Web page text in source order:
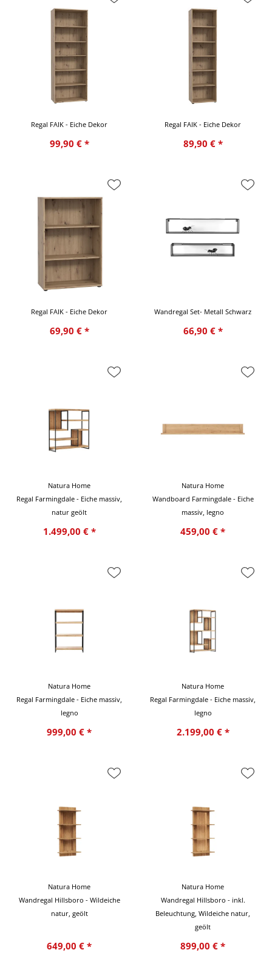
Regal FAIK - Eiche Dekor
99,90 € *
Regal FAIK - Eiche Dekor
89,90 € *
Regal FAIK - Eiche Dekor
69,90 € *
Wandregal Set- Metall Schwarz
66,90 € *
Natura Home
Regal Farmingdale - Eiche massiv,
natur geölt
1.499,00 € *
Natura Home
Wandboard Farmingdale - Eiche
massiv, legno
459,00 € *
Natura Home
Regal Farmingdale - Eiche massiv,
legno
999,00 € *
Natura Home
Regal Farmingdale - Eiche massiv,
legno
2.199,00 € *
Natura Home
Wandregal Hillsboro - Wildeiche
natur, geölt
649,00 € *
Natura Home
Wandregal Hillsboro - inkl.
Beleuchtung, Wildeiche natur,
geölt
899,00 € *